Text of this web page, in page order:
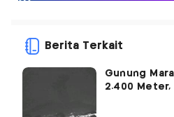
Berita Terkait
Gunung
2.400 Meter,